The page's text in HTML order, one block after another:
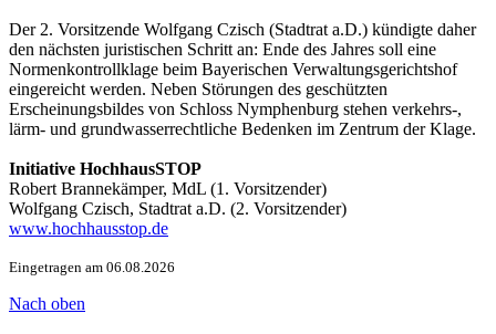
Der 2. Vorsitzende Wolfgang Czisch (Stadtrat a.D.) kündigte daher
den nächsten juristischen Schritt an: Ende des Jahres soll eine
Normenkontrollklage beim Bayerischen Verwaltungsgerichtshof
eingereicht werden. Neben Störungen des geschützten
Erscheinungsbildes von Schloss Nymphenburg stehen verkehrs-,
lärm- und grundwasserrechtliche Bedenken im Zentrum der Klage.
Initiative HochhausSTOP
Robert Brannekämper, MdL (1. Vorsitzender)
Wolfgang Czisch, Stadtrat a.D. (2. Vorsitzender)
www.hochhausstop.de
Eingetragen am 06.08.2026
Nach oben